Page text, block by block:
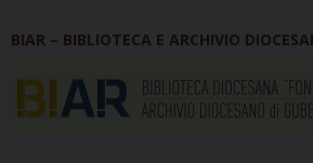
BIAR – BIBLIOTECA E ARCHIVIO